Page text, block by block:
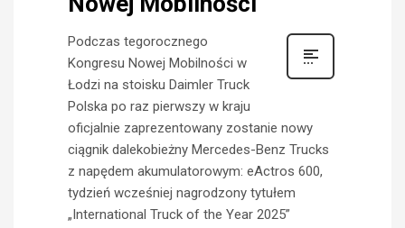
Podczas tegorocznego
Kongresu Nowej Mobilności w
Łodzi na stoisku Daimler Truck
Polska po raz pierwszy w kraju
oficjalnie zaprezentowany zostanie nowy
ciągnik dalekobieżny Mercedes-Benz Trucks
z napędem akumulatorowym: eActros 600,
tydzień wcześniej nagrodzony tytułem
„International Truck of the Year 2025”